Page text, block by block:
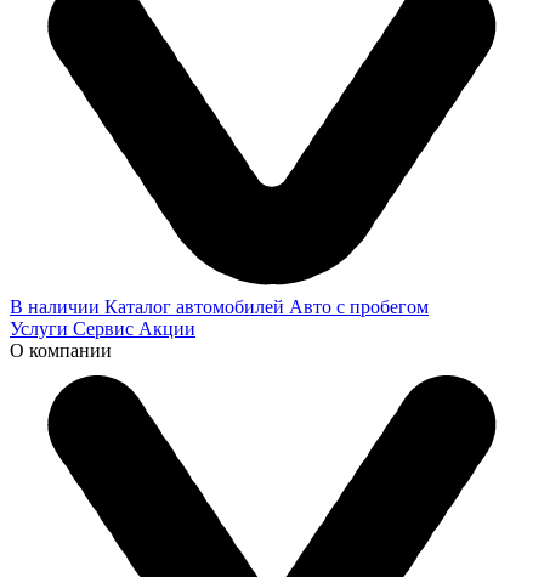
В наличии Каталог автомобилей Авто с пробегом
Услуги Сервис Акции
О компании